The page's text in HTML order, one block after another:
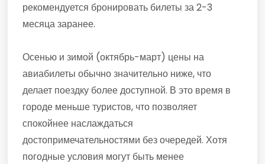
рекомендуется бронировать билеты за 2-3
месяца заранее.
Осенью и зимой (октябрь-март) цены на
авиабилеты обычно значительно ниже, что
делает поездку более доступной. В это время в
городе меньше туристов, что позволяет
спокойнее наслаждаться
достопримечательностями без очередей. Хотя
погодные условия могут быть менее